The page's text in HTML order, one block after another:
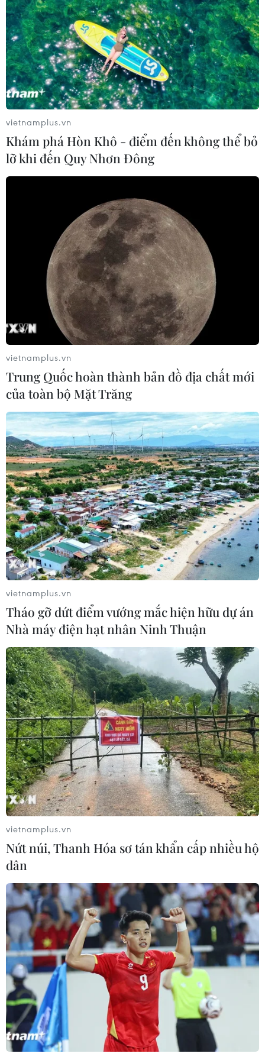
vietnamplus.vn
Khám phá Hòn Khô - điểm đến không thể bỏ
lỡ khi đến Quy Nhơn Đông
vietnamplus.vn
Trung Quốc hoàn thành bản đồ địa chất mới
của toàn bộ Mặt Trăng
vietnamplus.vn
Tháo gỡ dứt điểm vướng mắc hiện hữu dự án
Nhà máy điện hạt nhân Ninh Thuận
vietnamplus.vn
Nứt núi, Thanh Hóa sơ tán khẩn cấp nhiều hộ
dân